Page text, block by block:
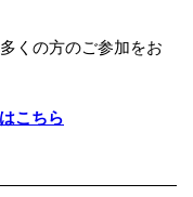
くの方のご参加をお
こちら